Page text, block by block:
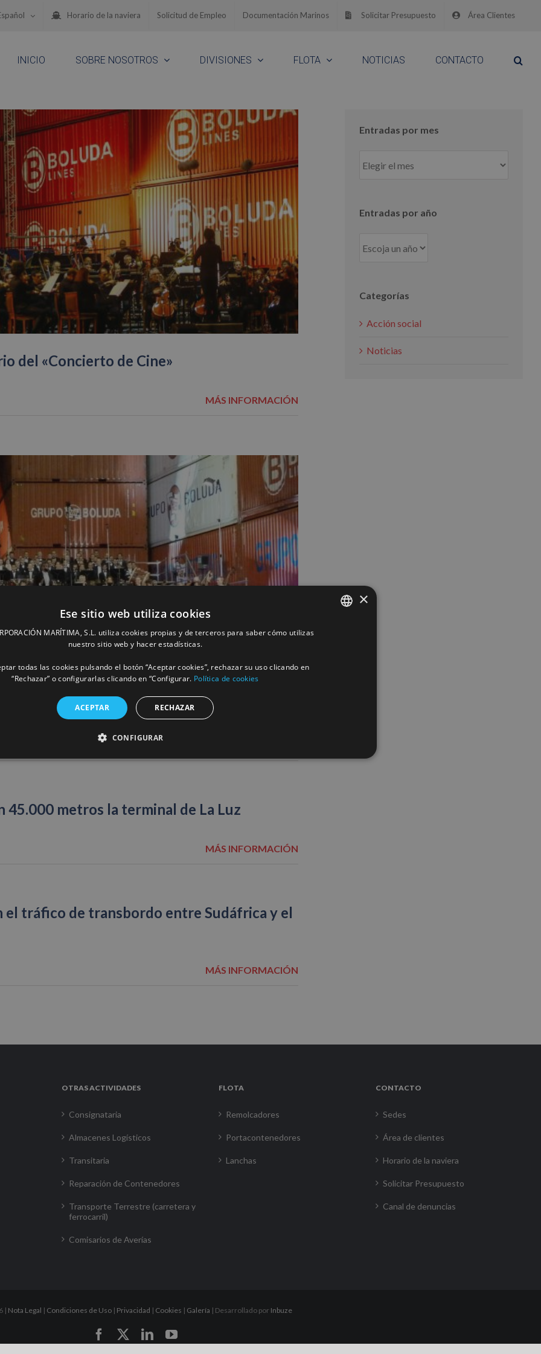
Horario de la naviera Solicitud de Empleo Documentación Marinos Solicitar Presupuesto Área Clientes
INICIO SOBRE NOSOTROS DIVISIONES FLOTA NOTICIAS CONTACTO
del «Concierto de Cine»
MÁS INFORMACIÓN
Filarmónica de Gran Canaria
metros la terminal de La Luz
MÁS INFORMACIÓN
el tráfico de transbordo entre Sudáfrica y el
MÁS INFORMACIÓN
Entradas por mes
por
Entradas por año
Categorías
Acción social
Noticias
OTRAS ACTIVIDADES
Consignataria
Almacenes Logísticos
Transitaria
Reparación de Contenedores
Transporte Terrestre (carretera y
ferrocarril)
Comisarios de Averías
FLOTA
Remolcadores
Portacontenedores
Lanchas
CONTACTO
Sedes
Área de clientes
Horario de la naviera
Solicitar Presupuesto
Canal de denuncias
| Nota Legal | Condiciones de Uso| Privacidad | Cookies | Galería | Desarrollado por Inbuze
FacebookLinkedInYouTube
×
Ese sitio web utiliza cookies
MARÍTIMA, S.L. utiliza cookies propias y de terceros para saber cómo utilizas
nuestro sitio web y hacer estadísticas.
todas las cookies pulsando el botón “Aceptar cookies”, rechazar su uso clicando en
“Rechazar” o configurarlas clicando en “Configurar. Política de cookies
ACEPTAR RECHAZAR
CONFIGURAR